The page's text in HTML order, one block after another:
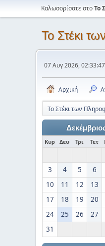
Καλωσορίσατε στοΤο
Το Στέκι
07 Αυγ 2026,
Αρχική
Το Στέκι των
Κυρ Δευ Τρι Τετ
3
4 5 6
10
11 12 13
17
18 19 20
24
25 26 27
31